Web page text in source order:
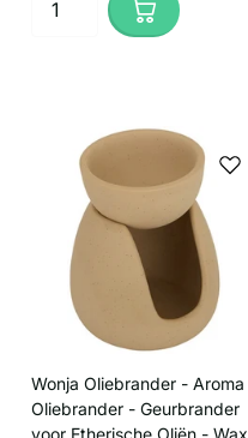
Wonja Oliebrander - Aroma
Oliebrander - Geurbrander
voor Etherische Oliën - Wax